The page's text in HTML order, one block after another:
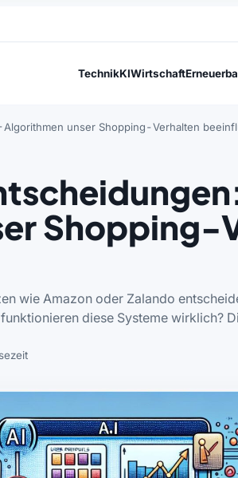
TechnikKIWirtschaft
unser Shopping-Verhalten
Shopping-
wie Amazon oder Zalando
diese Systeme wirklich?